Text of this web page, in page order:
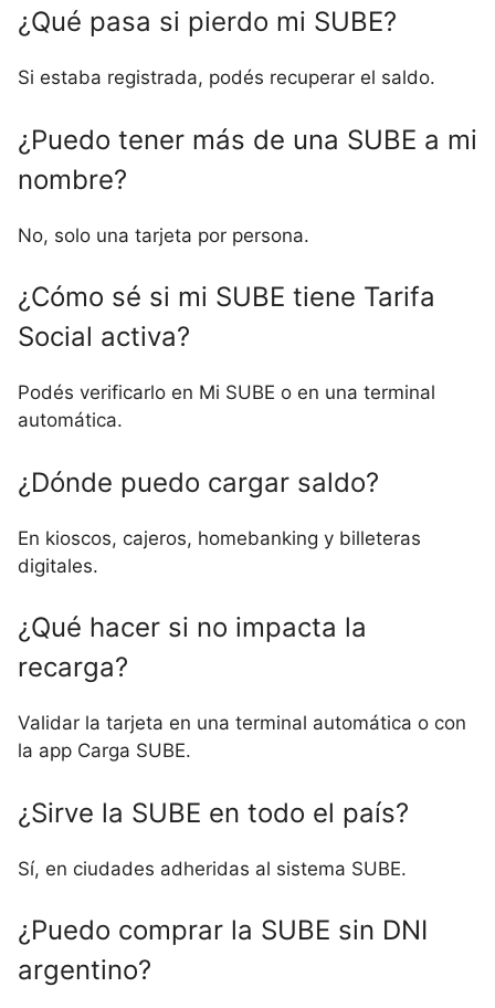
¿Qué pasa si pierdo mi SUBE?
Si estaba registrada, podés recuperar el saldo.
¿Puedo tener más de una SUBE a mi
nombre?
No, solo una tarjeta por persona.
¿Cómo sé si mi SUBE tiene Tarifa
Social activa?
Podés verificarlo en Mi SUBE o en una terminal
automática.
¿Dónde puedo cargar saldo?
En kioscos, cajeros, homebanking y billeteras
digitales.
¿Qué hacer si no impacta la
recarga?
Validar la tarjeta en una terminal automática o con
la app Carga SUBE.
¿Sirve la SUBE en todo el país?
Sí, en ciudades adheridas al sistema SUBE.
¿Puedo comprar la SUBE sin DNI
argentino?